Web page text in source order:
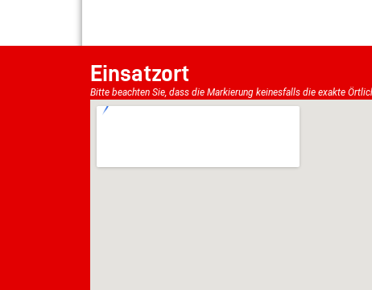
Einsatzort
Bitte beachten Sie, dass die Markierung keinesfalls die exakte